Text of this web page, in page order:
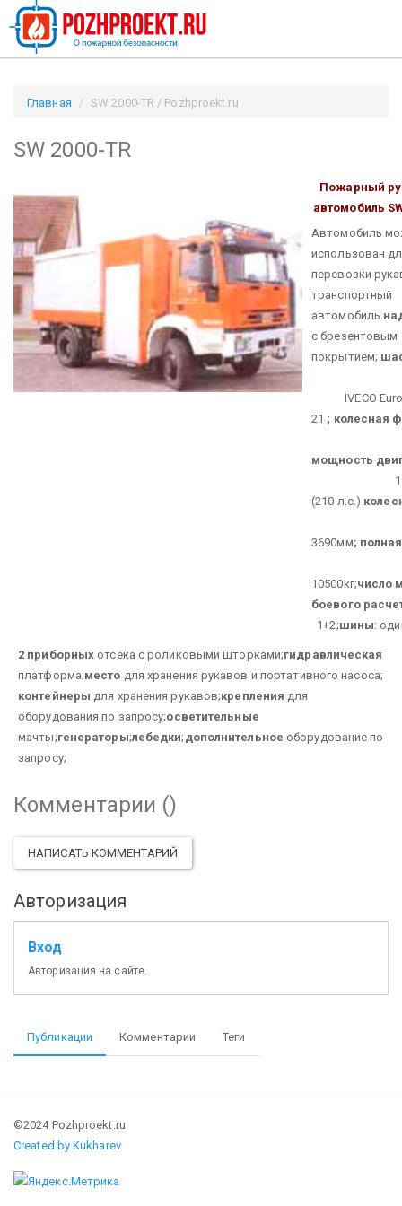
Главная SW 2000-TR / Pozhproekt.ru
SW 2000-TR
Пожарный
автомобиль
Автомобиль
использован
перевозки
транспортный
автомобиль.
с брезентовым
покрытием;
IVECO
21 ; колесная
мощность
154
(210 л.с.)
3690мм;
10500кг;число
боевого
1+2;шины:
2 приборных отсека с роликовыми шторками;гидравлическая
платформа;место для хранения рукавов и портативного насоса;
контейнеры для хранения рукавов;крепления для
оборудования по запросу;осветительные
мачты;генераторы;лебедки; дополнительное оборудование по
запросу;
Комментарии ()
НАПИСАТЬ КОММЕНТАРИЙ
Авторизация
Вход
Авторизация на сайте.
Публикации Комментарии Теги
©2024 Pozhproekt.ru
Created by Kukharev